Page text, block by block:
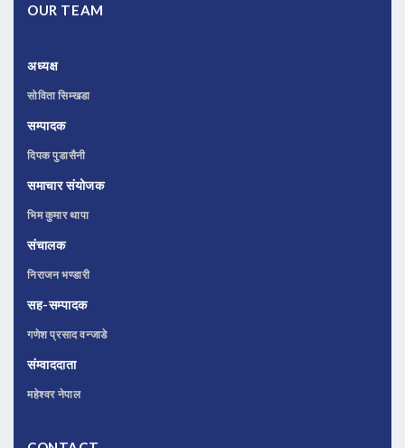
OUR TEAM
अध्यक्ष
सोविता सिम्खडा
सम्पादक
दिपक पुडासैनी
समाचार संयोजक
भिम कुमार थापा
संचालक
निराजन भण्डारी
सह-सम्पादक
गणेश प्रसाद वन्जाडे
संम्वाददाता
महेश्वर नेपाल